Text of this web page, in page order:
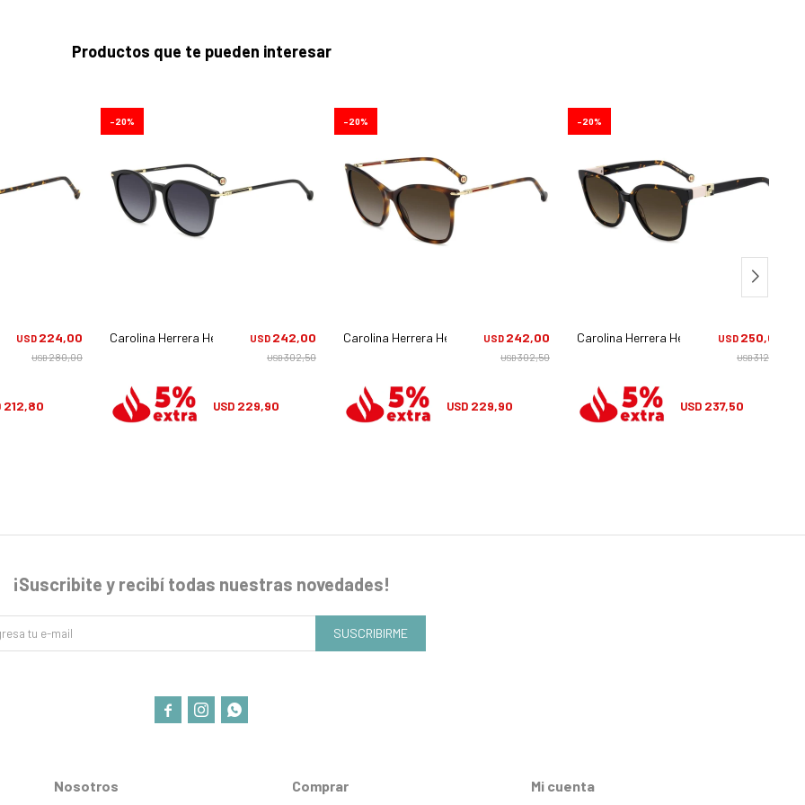
Productos que te pueden interesar
s - O63ha
USD 224,00
USD280,00
212,80
Carolina Herrera Her 0230/s - 8079o
USD 242,00
USD302,50
20
USD 229,90
Carolina Herrera Her 0268/s - 086ha
USD 242,00
USD302,50
20
USD 229,90
Carolina Herrera Her 0297/s - 086ha
USD 250,00
USD312,50
20
USD 237,50
Nosotros Comprar Mi cuenta
¡Suscribite y recibí todas nuestras novedades!
SUSCRIBIRME
  